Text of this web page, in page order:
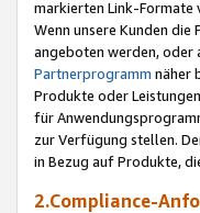
markierten Link-Formate
Wenn unsere Kunden
angeboten werden, oder
Partnerprogramm näher
Produkte oder
für
zur Verfügung stellen.
in Bezug auf Produkte,
2.Compliance-